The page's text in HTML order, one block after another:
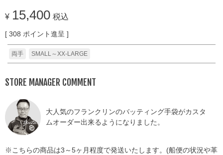
¥ 15,400 税込
[ 308 ポイント進呈 ]
両手 SMALL～XX-LARGE
STORE MANAGER COMMENT
大人気のフランクリンのバッティング手袋がカスタ
ムオーダー出来るようになりました。
※こちらの商品は3～5ヶ月程度で発送いたします。(船便の状況や革